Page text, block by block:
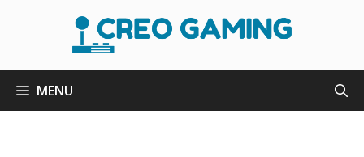
MENU